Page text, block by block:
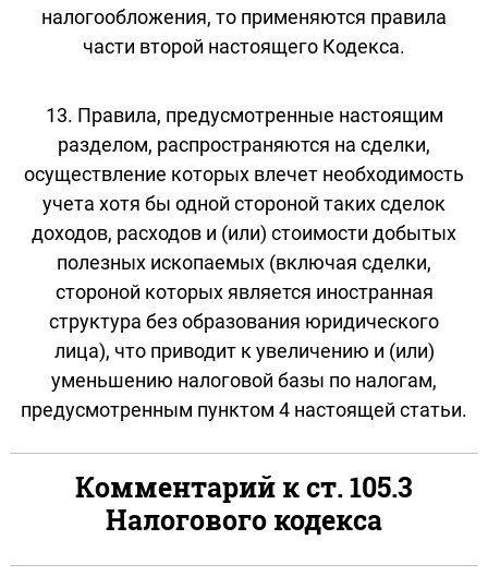
налогообложения, то применяются правила
части второй настоящего Кодекса.
13. Правила, предусмотренные настоящим
разделом, распространяются на сделки,
осуществление которых влечет необходимость
учета хотя бы одной стороной таких сделок
доходов, расходов и (или) стоимости добытых
полезных ископаемых (включая сделки,
стороной которых является иностранная
структура без образования юридического
лица), что приводит к увеличению и (или)
уменьшению налоговой базы по налогам,
предусмотренным пунктом 4 настоящей статьи.
Комментарий к ст. 105.3
Налогового кодекса